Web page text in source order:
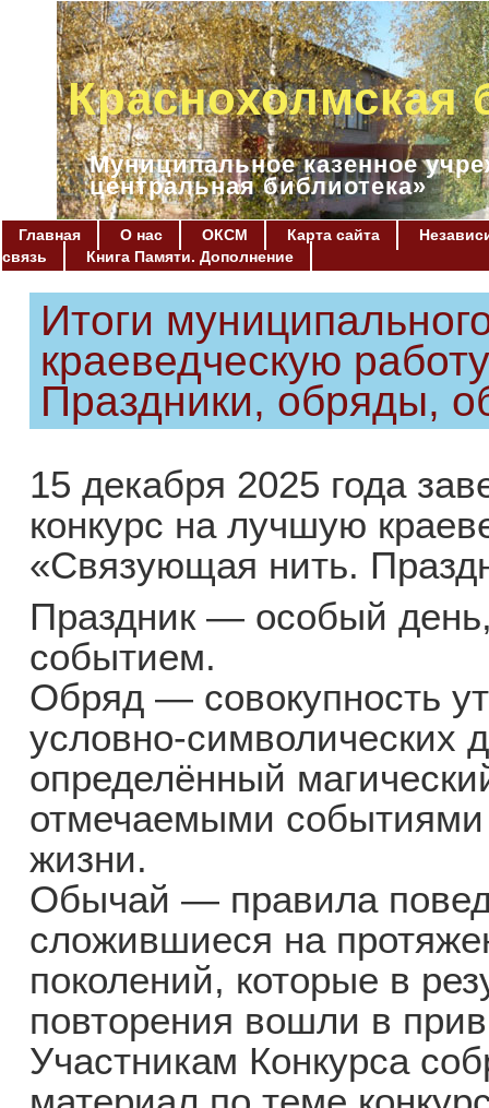
Краснохолмская
Муниципальное казенное
центральная библиотека»
Главная О нас ОКСМ Карта сайта
связь
Книга Памяти. Дополнение
Итоги
краеведческую
Праздники, обряды,
15 декабря 2025 года
конкурс на лучшую
«Связующая нить.
Праздник — особый
событием.
Обряд — совокупность
условно-
определённый
отмечаемыми
жизни.
Обычай — правила
сложившиеся на
поколений, которые в
повторения вошли в
Участникам Конкурса